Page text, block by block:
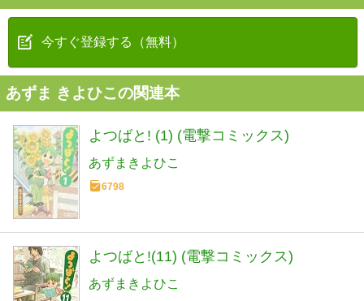
今すぐ登録する（無料）
あずま きよひこの関連本
よつばと! (1) (電撃コミックス)
あずまきよひこ
6798
よつばと!(11) (電撃コミックス)
あずまきよひこ